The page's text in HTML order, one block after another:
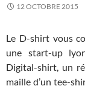
12 OCTOBRE 2015
Le D-shirt vous
une start-up
Digital-shirt, un
maille d’un tee-